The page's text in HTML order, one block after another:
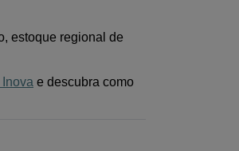
, estoque regional de
e descubra como